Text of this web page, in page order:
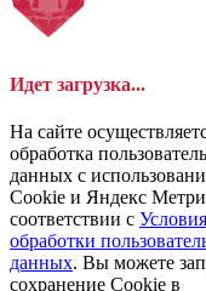
Идет загрузка...
На сайте
обработка
данных с
Cookie и Яндекс
соответствии с
обработки
данных. Вы можете
сохранение Cookie в